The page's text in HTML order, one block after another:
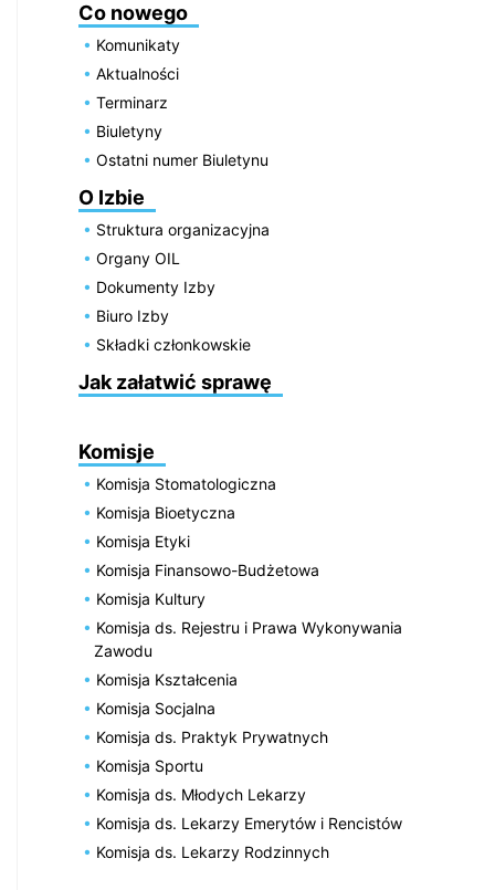
Co nowego
Komunikaty
Aktualności
Terminarz
Biuletyny
Ostatni numer Biuletynu
O Izbie
Struktura organizacyjna
Organy OIL
Dokumenty Izby
Biuro Izby
Składki członkowskie
Jak załatwić sprawę
Komisje
Komisja Stomatologiczna
Komisja Bioetyczna
Komisja Etyki
Komisja Finansowo-Budżetowa
Komisja Kultury
Komisja ds. Rejestru i Prawa Wykonywania
Zawodu
Komisja Kształcenia
Komisja Socjalna
Komisja ds. Praktyk Prywatnych
Komisja Sportu
Komisja ds. Młodych Lekarzy
Komisja ds. Lekarzy Emerytów i Rencistów
Komisja ds. Lekarzy Rodzinnych